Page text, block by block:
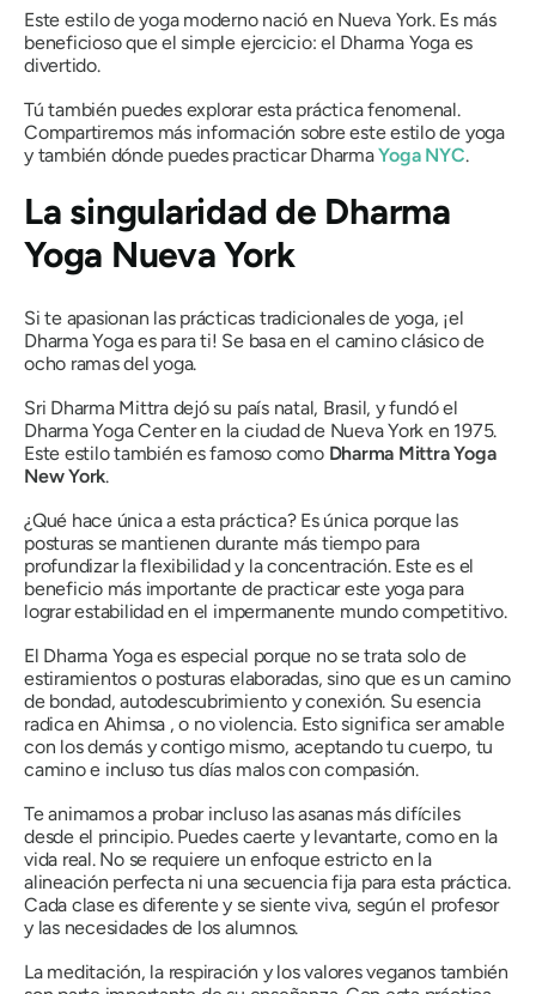
Este estilo de yoga moderno nació en Nueva York. Es más
beneficioso que el simple ejercicio: el Dharma Yoga es
divertido.
Tú también puedes explorar esta práctica fenomenal.
Compartiremos más información sobre este estilo de yoga
y también dónde puedes practicar DharmaYoga NYC.
La singularidad de Dharma
Yoga Nueva York
Si te apasionan las prácticas tradicionales de yoga, ¡el
Dharma Yoga es para ti! Se basa en el camino clásico de
ocho ramas del yoga.
Sri Dharma Mittra dejó su país natal, Brasil, y fundó el
Dharma Yoga Center en la ciudad de Nueva York en 1975.
Este estilo también es famoso como Dharma Mittra Yoga
New York.
¿Qué hace única a esta práctica? Es única porque las
posturas se mantienen durante más tiempo para
profundizar la flexibilidad y la concentración. Este es el
beneficio más importante de practicar este yoga para
lograr estabilidad en el impermanente mundo competitivo.
El Dharma Yoga es especial porque no se trata solo de
estiramientos o posturas elaboradas, sino que es un camino
de bondad, autodescubrimiento y conexión. Su esencia
radica en Ahimsa , o no violencia. Esto significa ser amable
con los demás y contigo mismo, aceptando tu cuerpo, tu
camino e incluso tus días malos con compasión.
Te animamos a probar incluso las asanas más difíciles
desde el principio. Puedes caerte y levantarte, como en la
vida real. No se requiere un enfoque estricto en la
alineación perfecta ni una secuencia fija para esta práctica.
Cada clase es diferente y se siente viva, según el profesor
y las necesidades de los alumnos.
La meditación, la respiración y los valores veganos también